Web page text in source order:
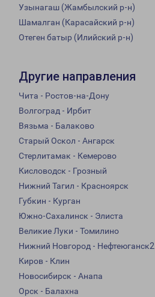
Узынагаш (Жамбылский р-н)
Шамалган (Карасайский р-н)
Отеген батыр (Илийский р-н)
Другие направления
Чита - Ростов-на-Дону
Волгоград - Ирбит
Вязьма - Балаково
Старый Оскол - Ангарск
Стерлитамак - Кемерово
Кисловодск - Грозный
Нижний Тагил - Красноярск
Губкин - Курган
Южно-Сахалинск - Элиста
Великие Луки - Томилино
Нижний Новгород - Нефтеюганск2
Киров - Клин
Новосибирск - Анапа
Орск - Балахна